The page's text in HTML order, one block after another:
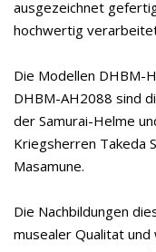
ausgezeichnet
hochwertig
Die Modellen DHBM-
DHBM-AH2088 sind
der Samurai-Helme
Kriegsherren Takeda
Masamune.
Die Nachbildungen
musealer Qualitat